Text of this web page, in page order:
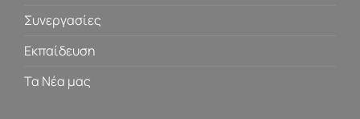
Συνεργασίες
Εκπαίδευση
Τα Νέα μας